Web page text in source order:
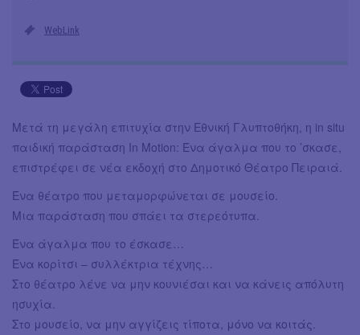
WebLink
Μετά τη μεγάλη επιτυχία στην Εθνική Γλυπτοθήκη, η in situ
παιδική παράσταση In Motion: Ένα άγαλμα που το ’σκασε,
επιστρέφει σε νέα εκδοχή στο Δημοτικό Θέατρο Πειραιά.
Ένα θέατρο που μεταμορφώνεται σε μουσείο.
Μια παράσταση που σπάει τα στερεότυπα.
Ένα άγαλμα που το έσκασε…
Ένα κορίτσι – συλλέκτρια τέχνης…
Στο θέατρο λένε να μην κουνιέσαι και να κάνεις απόλυτη
ησυχία.
Στο μουσείο, να μην αγγίζεις τίποτα, μόνο να κοιτάς.